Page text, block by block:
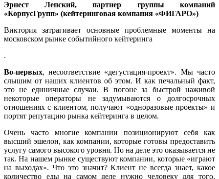
Эрнест Лепский, партнер группы компаний
«КорпусГрупп» (кейтеринговая компания «ФИГАРО»)
Виктория затрагивает основные проблемные моменты на
московском рынке событийного кейтеринга
.
Во-первых, несоответствие «дегустация-проект». Мы часто
слышим от наших клиентов об этом. И как печальный факт,
это не единичные случаи. В погоне за быстрой наживой
некоторые операторы не задумываются о долгосрочных
отношениях с клиентом, получают «одноразовые проекты» и
портят репутацию рынка кейтеринга в целом.
Очень часто многие компании позиционируют себя как
высший эшелон, как компании, которые готовы предоставить
услугу самого высокого уровня. Но на деле это оказывается не
так. На нашем рынке существуют компании, которые «играют
на выходах». Что это значит? Клиент не всегда знает, какое
количество еды на самом деле нужно человеку для того,